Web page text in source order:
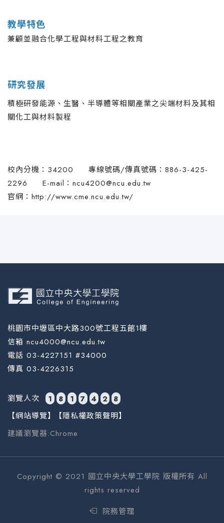
教學特色
兼顧並融合化學工程與材料工程之教育
研究發展
積極研發能源、生醫、半導體等相關產業之尖端材料及其相
關化工與材料製程
校內分機：34200 專線號碼/傳真號碼：886-3-425-
2296 E-mail： ncu4200@ncu.edu.tw
官網： http://www.cme.ncu.edu.tw/
桃園市中壢區中大路300號工程五館1樓
信箱 ncu4000@ncu.edu.tw
電話 03-4227151 #34000
傳真 03-4226315
瀏覽人次 1 8 1 7 4 2
8
【網站導覽】
【隱私權政策聲明】
建議瀏覽器:Chrome
Copyright © 2021 國立中央大學工學院 版權所有 All
rights reserved
院務管理